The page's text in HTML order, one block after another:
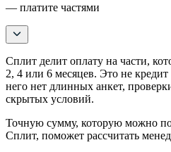
— платите частями
Сплит делит оплату на части,
2, 4 или 6 месяцев. Это не
него нет длинных анкет,
скрытых условий.
Точную сумму, которую можно
Сплит, поможет рассчитать